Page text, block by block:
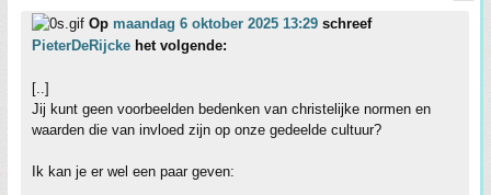
Op maandag 6 oktober 2025 13:29 schreef
PieterDeRijcke het volgende:
[..]
Jij kunt geen voorbeelden bedenken van christelijke normen en
waarden die van invloed zijn op onze gedeelde cultuur?
Ik kan je er wel een paar geven: